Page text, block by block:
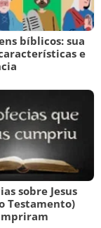
bíblicos: sua
e
sobre Jesus
Testamento)